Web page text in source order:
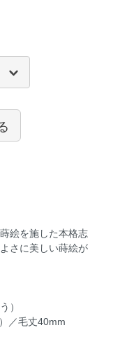
絵を施した本格志
さに美しい蒔絵が
）
／毛丈40mm